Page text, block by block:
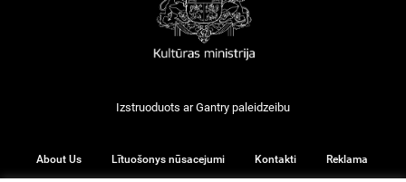
Izstruoduots arGantry paleidzeibu
About Us Lītuošonys nūsacejumi Kontakti Reklama